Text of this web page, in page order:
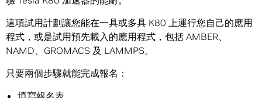
這項試用計劃讓您能在一具或多具 K80 上運行您自己的應用
程式，或是試用預先載入的應用程式，包括 AMBER、
NAMD、GROMACS 及 LAMMPS。
只要兩個步驟就能完成報名：